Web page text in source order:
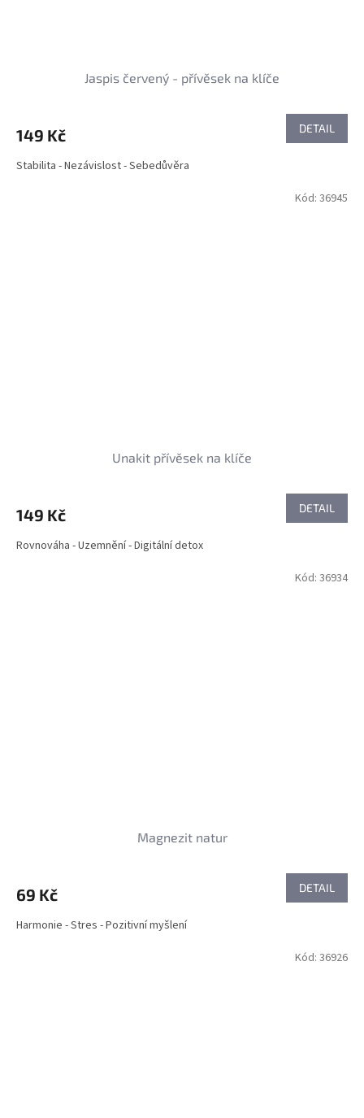
Jaspis červený - přívěsek na klíče
149 Kč DETAIL
Stabilita - Nezávislost - Sebedůvěra
Unakit přívěsek na klíče
149 Kč DETAIL
Rovnováha - Uzemnění - Digitální detox
Kód: 36945
Magnezit natur
69 Kč DETAIL
Harmonie - Stres - Pozitivní myšlení
Kód: 36934
Kód: 36926